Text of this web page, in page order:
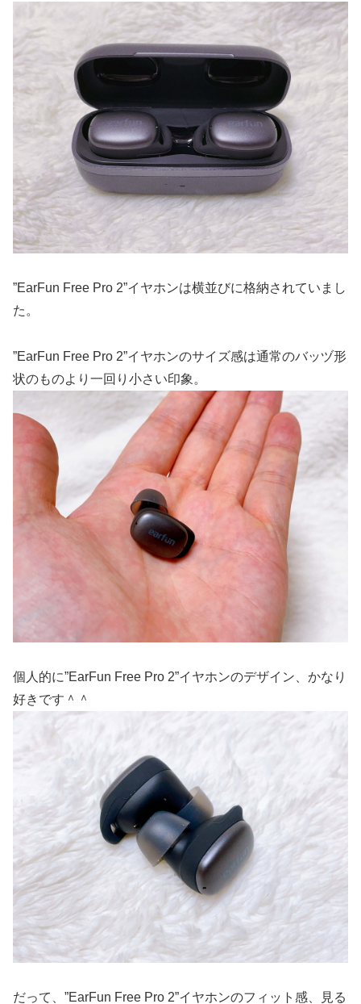
”EarFun Free Pro 2”イヤホンは横並びに格納されていまし
た。
”EarFun Free Pro 2”イヤホンのサイズ感は通常のバッヅ形
状のものより一回り小さい印象。
個人的に”EarFun Free Pro 2”イヤホンのデザイン、かなり
好きです＾＾
だって、”EarFun Free Pro 2”イヤホンのフィット感、見る